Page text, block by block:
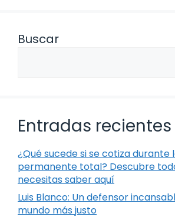
Buscar
Entradas recientes
¿Qué sucede si se cotiza durante
permanente total? Descubre
necesitas saber aquí
Luis Blanco: Un defensor
mundo más justo